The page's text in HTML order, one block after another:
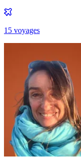
15 voyages